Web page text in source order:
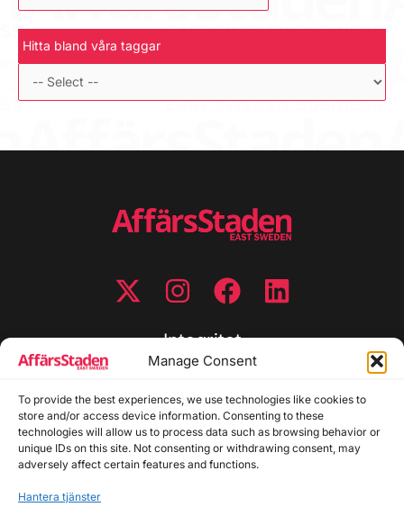
Manage Consent
To provide the best experiences, we use technologies like cookies to
store and/or access device information. Consenting to these
technologies will allow us to process data such as browsing behavior or
unique IDs on this site. Not consenting or withdrawing consent, may
adversely affect certain features and functions.
Hantera tjänster
Hitta bland våra taggar
Integritet
Cookiepolicy
Disclaimer
Redaktionell policy
Utgivarinformation